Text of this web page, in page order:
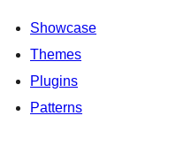
Showcase
Themes
Plugins
Patterns